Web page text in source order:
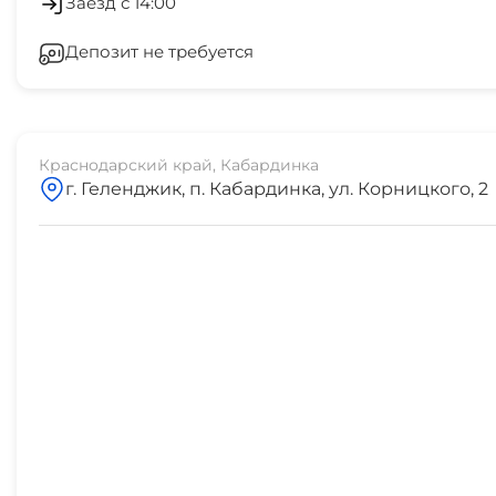
7 мин
аквапарк "Золотая бухта"
Депозит не требуется
Краснодарский край, Кабардинка
г. Геленджик, п. Кабардинка, ул. Корницкого, 2